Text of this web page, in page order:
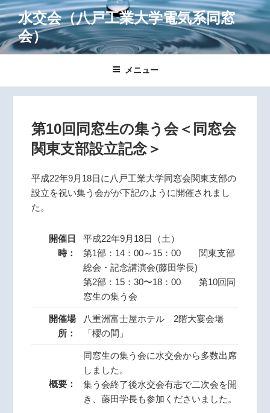
コ
ン
テ
ン
水交会（八戸工業大学電気系同窓
会）
メニュー
第10回同窓生の集う会＜同窓会
関東支部設立記念＞
平成22年9月18日に八戸工業大学同窓会関東支部の
設立を祝い集う会がが下記のように開催されまし
た。
開催日
時：
平成22年9月18日（土）
第1部：14：00～15：00 関東支部
総会・記念講演会(藤田学長)
第2部：15：30〜18：00 第10回同
窓生の集う会
開催場
所：
八重洲富士屋ホテル 2階大宴会場
「櫻の間」
概要：
同窓生の集う会に水交会から多数出席
しました。
集う会終了後水交会有志で二次会を開
き、藤田学長も参加くださいました。